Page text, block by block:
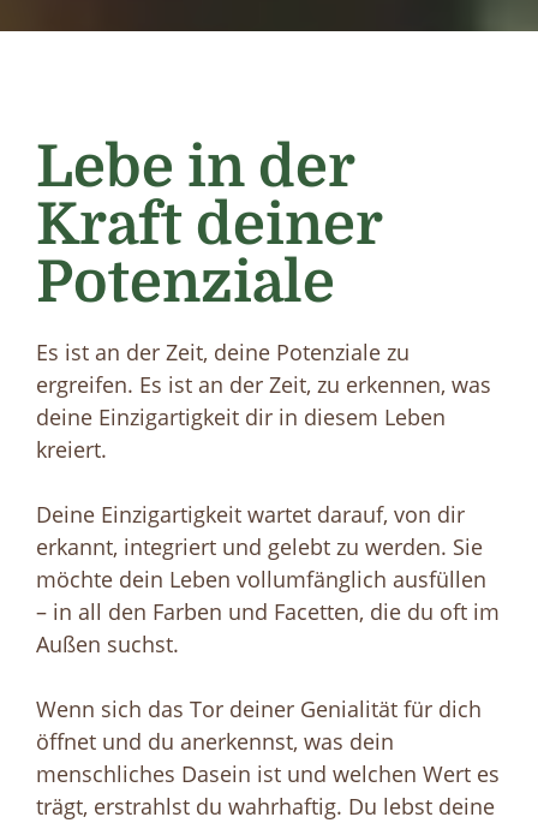
Lebe in der
Kraft deiner
Potenziale
Es ist an der Zeit, deine Potenziale zu
ergreifen. Es ist an der Zeit, zu erkennen, was
deine Einzigartigkeit dir in diesem Leben
kreiert.
Deine Einzigartigkeit wartet darauf, von dir
erkannt, integriert und gelebt zu werden. Sie
möchte dein Leben vollumfänglich ausfüllen
– in all den Farben und Facetten, die du oft im
Außen suchst.
Wenn sich das Tor deiner Genialität für dich
öffnet und du anerkennst, was dein
menschliches Dasein ist und welchen Wert es
trägt, erstrahlst du wahrhaftig. Du lebst deine